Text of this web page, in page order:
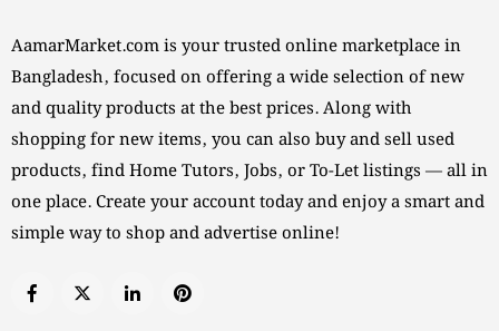
AamarMarket.com is your trusted online marketplace in
Bangladesh, focused on offering a wide selection of new
and quality products at the best prices. Along with
shopping for new items, you can also buy and sell used
products, find Home Tutors, Jobs, or To-Let listings — all in
one place. Create your account today and enjoy a smart and
simple way to shop and advertise online!